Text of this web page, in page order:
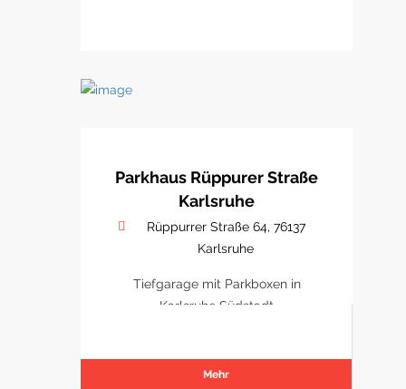
Parkhaus Rüppurer Straße
Karlsruhe
Rüppurrer Straße 64, 76137
Karlsruhe
Tiefgarage mit Parkboxen in
Karlsruhe Südstadt
Mehr